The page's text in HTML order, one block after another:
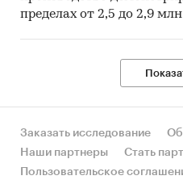
пределах от 2,5 до 2,9
Заказать исследование
Наши партнеры
Стать
Пользовательское